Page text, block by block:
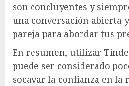
son concluyentes y
una conversación abierta
pareja para abordar tus
En resumen, utilizar
puede ser considerado
socavar la confianza en la